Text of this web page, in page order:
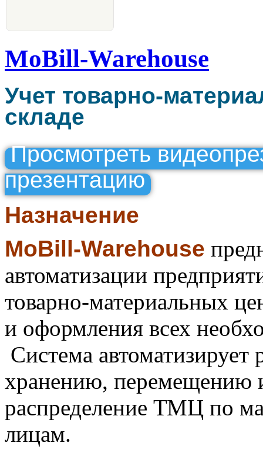
MoBill-Warehouse
Учет товарно-
складе
Просмотреть
презентацию
Назначение
MoBill-Warehouse
автоматизации
товарно-материальных
и оформления всех
Система автоматизирует
хранению, перемещению
распределение ТМЦ по
лицам.